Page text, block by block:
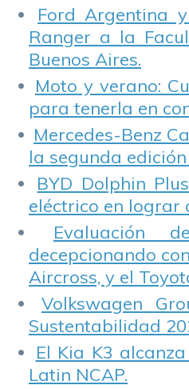
Ford Argentina
Ranger a la
Buenos Aires.
Moto y verano:
para tenerla en
Mercedes-Benz
la segunda
BYD Dolphin
eléctrico en lograr
Evaluación
decepcionando
Aircross, y el
Volkswagen
Sustentabilidad
El Kia K3
Latin NCAP.